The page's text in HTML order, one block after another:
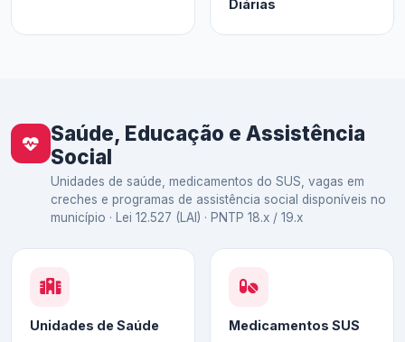
Diárias
Saúde, Educação e Assistência
Social
Unidades de saúde, medicamentos do SUS, vagas em
creches e programas de assistência social disponíveis no
município · Lei 12.527 (LAI) · PNTP 18.x / 19.x
Unidades de Saúde Medicamentos SUS